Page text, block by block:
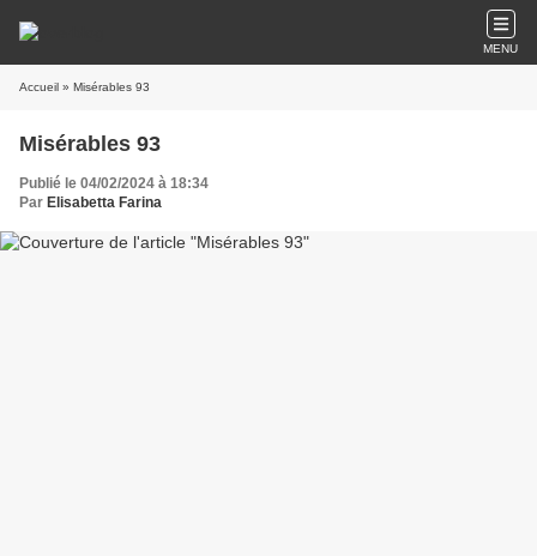
MENU
Accueil » Misérables 93
Misérables 93
Publié le 04/02/2024 à 18:34
Par Elisabetta Farina